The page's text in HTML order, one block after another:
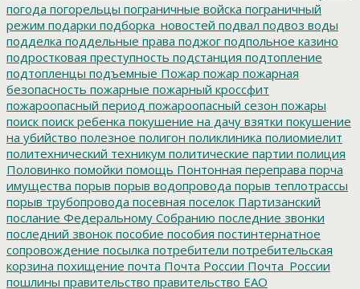
погода погорельцы пограничные войска пограничный
режим подарки подборка_новостей подвал подвоз воды
подделка поддельные права поджог подпольное казино
подростковая преступность подстанция подтопление
подтопленцы подъемные Пожар пожар пожарная
безопасность пожарные пожарный кроссфит
пожароопасный период пожароопасный сезон пожары
поиск поиск ребенка покушение на дачу взятки покушение
на убийство полезное полигон поликлиника полиомиелит
политехнический техникум политические партии полиция
Половинко помойки помощь Понтонная переправа порча
имущества порыв порыв водопровода порыв теплотрассы
порыв трубопровода посевная поселок Партизанский
послание Федеральному Собранию последние звонки
последний звонок пособие пособия постинтернатное
сопровождение посылка потребители потребительская
корзина похищение почта Почта России Почта_России
пошлины правительство правительство ЕАО